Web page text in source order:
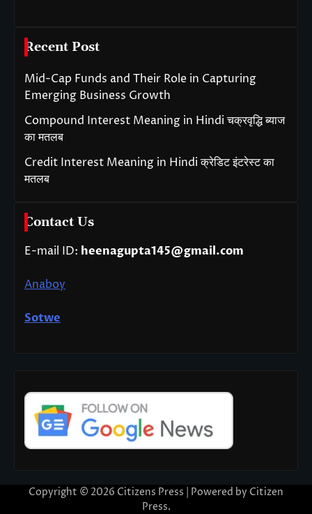
Recent Post
Mid-Cap Funds and Their Role in Capturing
Emerging Business Growth
Compound Interest Meaning in Hindi चक्रवृद्धि ब्याज
का मतलब
Credit Interest Meaning in Hindi क्रेडिट इंटरेस्ट का
मतलब
Contact Us
E-mail ID: heenagupta145@gmail.com
Anaboy
Sotwe
Copyright © 2026 Citizens Press | Powered by Citizen
Press.